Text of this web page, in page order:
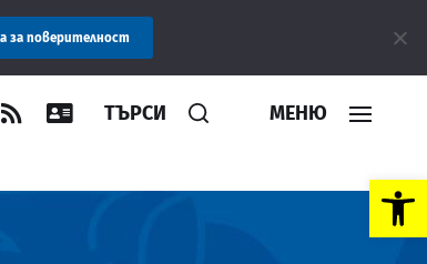
Open toolbar
или по банков път. Благодарим Ви!
ТЪРСИ МЕНЮ
за поверителност